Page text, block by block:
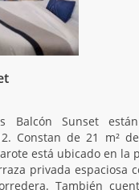
Balcón Sunset
Constan de 21 m²
está ubicado en la
privada espaciosa
También